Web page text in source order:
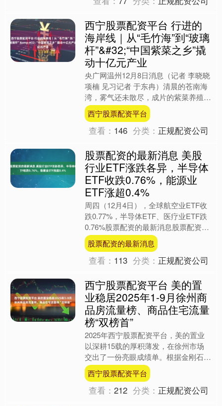
西宁股票配资平台 行进的
海岸线｜从“毛竹海”到“玻璃
杆”&#32;“中国紫菜之乡”撬
动十亿元产业
央广网温州12月8日消息（记者 李晓晓
项楠 见习记者 于东冉）清晨的苍南海
湾，雾气还未散尽，成片的紫菜养殖插
杆随波起伏。 冬日时分，水温微凉，
正是大渔湾的紫菜....
西宁股票配资平台
查看： 146 分类： 正规配资公司
股票配资的最新消息 美股
行业ETF涨跌各异，半导体
ETF收跌0.76%，能源业
ETF涨超0.4%
周四（12月4日），全球航空业ETF收
跌0.77%，半导体ETF、医疗业ETF跌
0.76%股票配资的最新消息股票配资的
最新消息，网络股指数ETF跌0.01%，
全....
股票配资的最新消息
查看： 113 分类： 正规配资公司
西宁股票配资平台 美的置
业稳居2025年1-9月徐州商
品房流量榜、商品住宅流量
榜“双榜首”
2025年西宁股票配资平台，美的置业
以深耕15载的厚积薄发，在徐州市场
交出了一份亮眼成绩单。根据金刚石数
据，1-9月，美的置业以16.84亿元及
16.4亿元稳居....
西宁股票配资平台
查看：212 分类： 正规配资公司